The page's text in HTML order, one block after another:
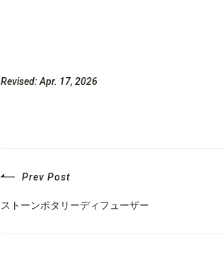
Revised: Apr. 17, 2026
Prev Post
ストーンポタリーディフューザー